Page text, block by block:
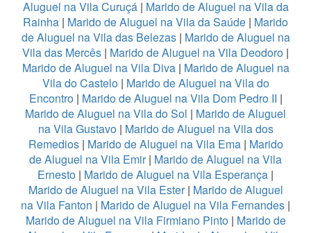
Aluguel na Vila Curuçá | Marido de Aluguel na Vila da
Rainha | Marido de Aluguel na Vila da Saúde | Marido
de Aluguel na Vila das Belezas| Marido de Aluguel na
Vila das Mercês | Marido de Aluguel na Vila Deodoro |
Marido de Aluguel na Vila Diva| Marido de Aluguel na
Vila do Castelo| Marido de Aluguel na Vila do
Encontro| Marido de Aluguel na Vila Dom Pedro II |
Marido de Aluguel na Vila do Sol | Marido de Aluguel
na Vila Gustavo| Marido de Aluguel na Vila dos
Remedios| Marido de Aluguel na Vila Ema| Marido
de Aluguel na Vila Emir| Marido de Aluguel na Vila
Ernesto | Marido de Aluguel na Vila Esperança |
Marido de Aluguel na Vila Ester| Marido de Aluguel
na Vila Fanton | Marido de Aluguel na Vila Fernandes |
Marido de Aluguel na Vila Firmiano Pinto| Marido de